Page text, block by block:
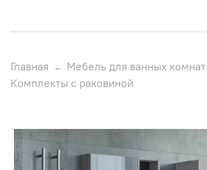
Главная
Мебель для ванных комнат
Комплекты с раковиной